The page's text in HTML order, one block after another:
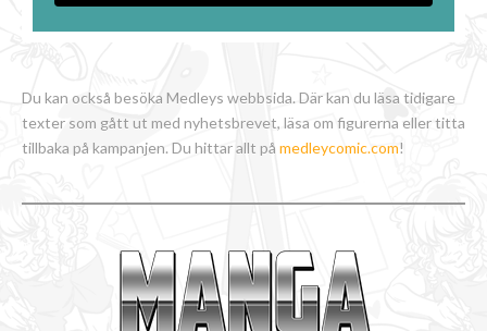
Du kan också besöka Medleys webbsida. Där kan du läsa tidigare
texter som gått ut med nyhetsbrevet, läsa om figurerna eller titta
tillbaka på kampanjen. Du hittar allt på medleycomic.com!